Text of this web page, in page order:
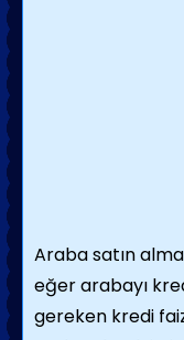
Araba satın
eğer arabayı
gereken kredi